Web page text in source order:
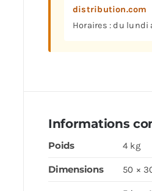
distribution.com
Horaires : du lundi
Informations
Poids 4 kg
Dimensions 50 ×